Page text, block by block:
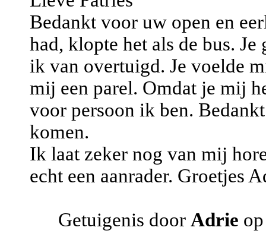
Bedankt voor uw open en
had, klopte het als de bus.
ik van overtuigd. Je voelde
mij een parel. Omdat je mij
voor persoon ik ben.
komen.
Ik laat zeker nog van mij
echt een aanrader. Groetjes
Getuigenis door Adrie